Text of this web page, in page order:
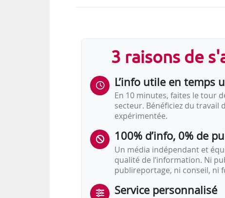
• « Souhaitez-vous une…
3 raisons de
L’info utile en temps
En 10 minutes, faites le tour
secteur. Bénéficiez du travail
expérimentée.
100% d’info, 0% de
Un média indépendant et
qualité de l’information. Ni
publireportage, ni conseil, ni
Service personnalisé